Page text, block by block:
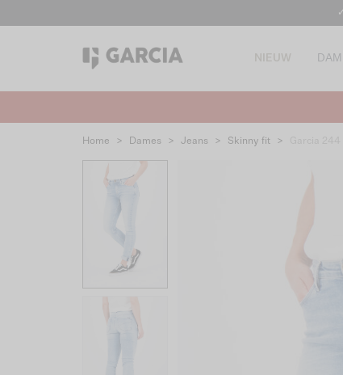
NIEUW
Home > Dames > Jeans > Skinny fit >